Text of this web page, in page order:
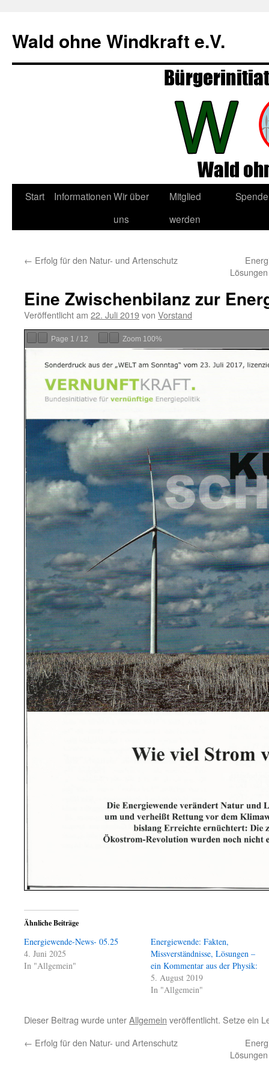
springen
Wald ohne Windkraft e.V.
Start InformationenWir über
uns
Mitglied
werden
← Erfolg für den Natur- und Artenschutz
Eine Zwischenbilanz zur
Veröffentlicht am 22. Juli 2019von Vorstand
Page 1 / 12 Zoom 100%
Ähnliche Beiträge
Energiewende-News- 05.25
4. Juni 2025
In "Allgemein"
Energiewende: Fakten,
Missverständnisse, Lösungen –
ein Kommentar aus der Physik:
5. August 2019
In "Allgemein"
Dieser Beitrag wurde unterAllgemein veröffentlicht. Setze ein
← Erfolg für den Natur- und Artenschutz